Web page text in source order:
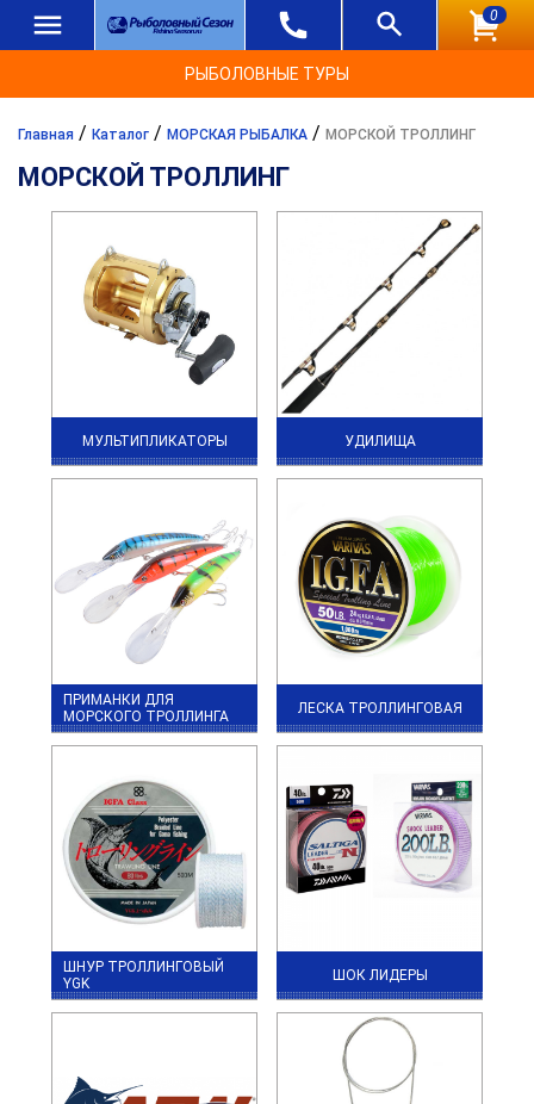
0
РЫБОЛОВНЫЕ ТУРЫ
Главная / Каталог / МОРСКАЯ РЫБАЛКА / МОРСКОЙ ТРОЛЛИНГ
МОРСКОЙ ТРОЛЛИНГ
МУЛЬТИПЛИКАТОРЫ УДИЛИЩА
ПРИМАНКИ ДЛЯ
МОРСКОГО ТРОЛЛИНГА
ЛЕСКА ТРОЛЛИНГОВАЯ
ШНУР ТРОЛЛИНГОВЫЙ
YGK
ШОК ЛИДЕРЫ